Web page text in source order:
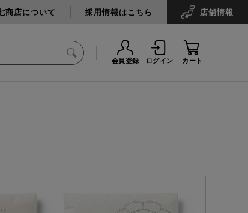
商店について 採用情報はこちら 店舗情報
会員登録 ログイン カート